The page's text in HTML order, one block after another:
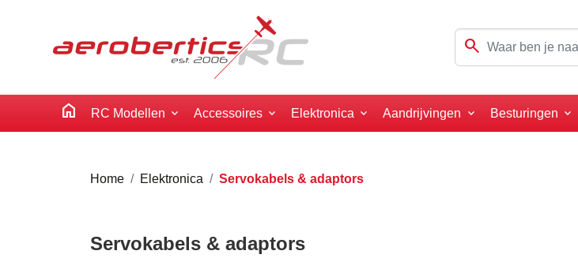
search
home RC Modellen Accessoires Elektronica Aandrijvingen Besturingen
Home Elektronica Servokabels & adaptors
Servokabels & adaptors